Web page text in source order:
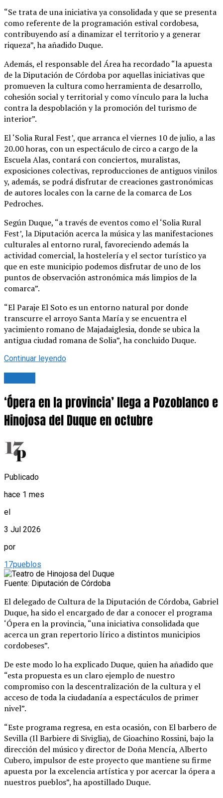
“Se trata de una iniciativa ya consolidada y que se presenta
como referente de la programación estival cordobesa,
contribuyendo así a dinamizar el territorio y a generar
riqueza”, ha añadido Duque.
Además, el responsable del Área ha recordado “la apuesta
de la Diputación de Córdoba por aquellas iniciativas que
promueven la cultura como herramienta de desarrollo,
cohesión social y territorial y como vínculo para la lucha
contra la despoblación y la promoción del turismo de
interior”.
El ‘Solia Rural Fest’, que arranca el viernes 10 de julio, a las
20.00 horas, con un espectáculo de circo a cargo de la
Escuela Alas, contará con conciertos, muralistas,
exposiciones colectivas, reproducciones de antiguos vinilos
y, además, se podrá disfrutar de creaciones gastronómicas
de autores locales con la carne de la comarca de Los
Pedroches.
Según Duque, “a través de eventos como el ‘Solia Rural
Fest’, la Diputación acerca la música y las manifestaciones
culturales al entorno rural, favoreciendo además la
actividad comercial, la hostelería y el sector turístico ya
que en este municipio podemos disfrutar de uno de los
puntos de observación astronómica más limpios de la
comarca”.
“El Paraje El Soto es un entorno natural por donde
transcurre el arroyo Santa María y se encuentra el
yacimiento romano de Majadaiglesia, donde se ubica la
antigua ciudad romana de Solia”, ha concluido Duque.
Continuar leyendo
‘Ópera en la provincia’ llega a Pozoblanco e
Hinojosa del Duque en octubre
Publicado
hace 1 mes
el
3 Jul 2026
por
17pueblos
Fuente: Diputación de Córdoba
El delegado de Cultura de la Diputación de Córdoba, Gabriel
Duque, ha sido el encargado de dar a conocer el programa
‘Ópera en la provincia, “una iniciativa consolidada que
acerca un gran repertorio lírico a distintos municipios
cordobeses”.
De este modo lo ha explicado Duque, quien ha añadido que
“esta propuesta es un claro ejemplo de nuestro
compromiso con la descentralización de la cultura y el
acceso de toda la ciudadanía a espectáculos de primer
nivel”.
“Este programa regresa, en esta ocasión, con El barbero de
Sevilla (Il Barbiere di Siviglia), de Gioachino Rossini, bajo la
dirección del músico y director de Doña Mencía, Alberto
Cubero, impulsor de este proyecto que mantiene su firme
apuesta por la excelencia artística y por acercar la ópera a
nuestros pueblos”, ha apostillado Duque.